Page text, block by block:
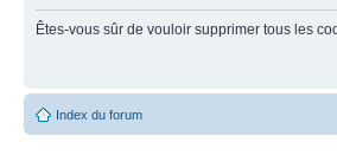
Êtes-vous sûr de vouloir supprimer tous les
Index du forum